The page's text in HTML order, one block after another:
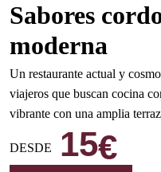
Sabores
moderna
Un restaurante actual y
viajeros que buscan cocina
vibrante con una amplia
DESDE 15€